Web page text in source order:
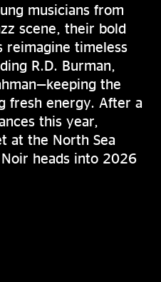
musicians from
scene, their bold
reimagine timeless
R.D. Burman,
the
fresh energy. After a
this year,
at the North Sea
heads into 2026